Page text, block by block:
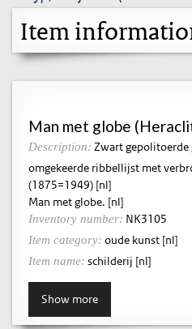
Item
Man met globe
Description: Zwart gepolitoerde
omgekeerde ribbellijst met
(1875=1949) [nl]
Man met globe. [nl]
Inventory number: NK3105
Item category: oude kunst [nl]
Item name: schilderij [nl]
Show more